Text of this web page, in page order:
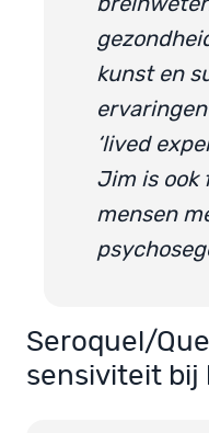
kunst en
‘lived
Jim is ook
mensen
Seroquel/
sensiviteit bij